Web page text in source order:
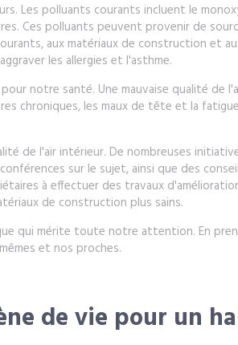
Les polluants courants incluent le
Ces polluants peuvent provenir de
aux matériaux de construction et
les allergies et l'asthme.
notre santé. Une mauvaise qualité de
chroniques, les maux de tête et la
de l'air intérieur. De nombreuses
sur le sujet, ainsi que des
à effectuer des travaux
de construction plus sains.
qui mérite toute notre attention. En
et nos proches.
de vie pour un